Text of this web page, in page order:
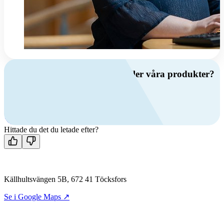
Har du frågor om ventilation eller våra produkter?
Kontakta oss
Hittade du det du letade efter?
Källhultsvängen 5B, 672 41 Töcksfors
Se i Google Maps ↗